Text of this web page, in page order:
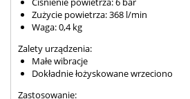
Zużycie powietrza: 368 l/min
Waga: 0,4 kg
Zalety urządzenia:
Małe wibracje
Dokładnie łożyskowane wrzeciono
Zastosowanie: